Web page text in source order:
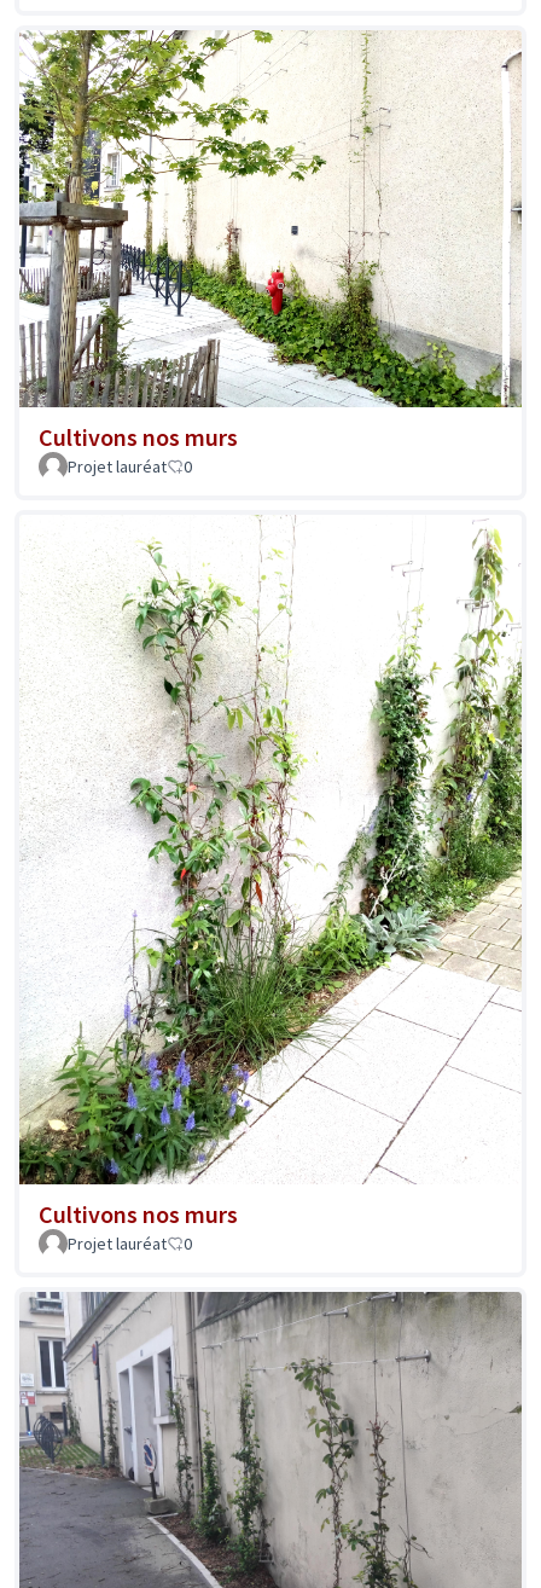
Cultivons nos murs
Projet lauréat 0
Cultivons nos murs
Projet lauréat 0